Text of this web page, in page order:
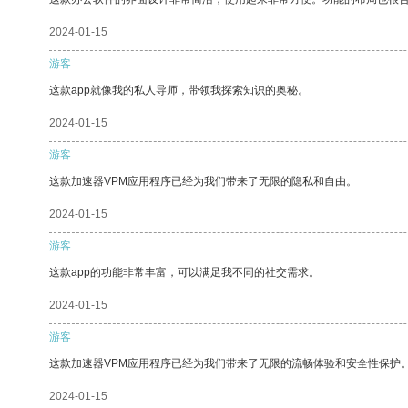
2024-01-15
游客
这款app就像我的私人导师，带领我探索知识的奥秘。
2024-01-15
游客
这款加速器VPM应用程序已经为我们带来了无限的隐私和自由。
2024-01-15
游客
这款app的功能非常丰富，可以满足我不同的社交需求。
2024-01-15
游客
这款加速器VPM应用程序已经为我们带来了无限的流畅体验和安全性保护
2024-01-15